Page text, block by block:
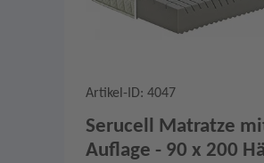
Artikel-ID: 4047
Serucell Matratze
Auflage - 90 x 200